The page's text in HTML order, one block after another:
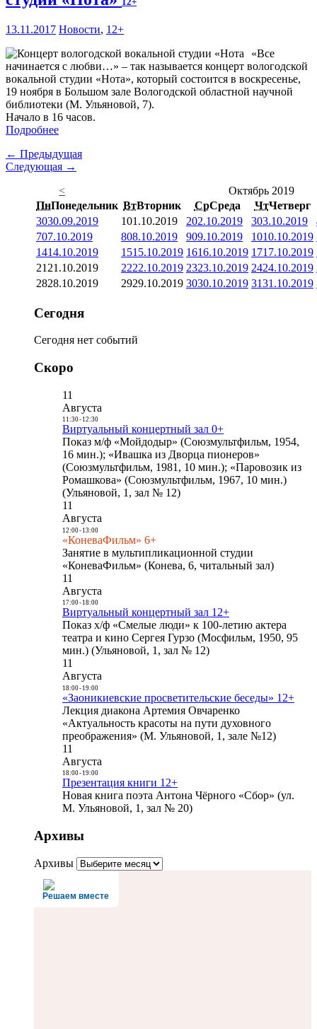
13.11.2017 Новости, 12+
«Все
начинается с любви…» – так называется концерт вологодской
вокальной студии «Нота», который состоится в воскресенье,
19 ноября в Большом зале Вологодской областной научной
библиотеки (М. Ульяновой, 7).
Начало в 16 часов.
Подробнее
← Предыдущая
Следующая →
<
Октябрь 2019
ПнПонедельник ВтВторник СрСреда ЧтЧетверг
3030.09.2019 101.10.2019 202.10.2019 303.10.2019
707.10.2019 808.10.2019 909.10.2019 1010.10.2019
1414.10.2019 1515.10.2019 1616.10.2019 1717.10.2019
21 21.10.2019 2222.10.2019 2323.10.2019 2424.10.2019
2828.10.2019 2929.10.2019 3030.10.2019 3131.10.2019
Сегодня
Сегодня нет событий
Скоро
11
Августа
11:30- 12:30
Виртуальный концертный зал 0+
Показ м/ф «Мойдодыр» (Союзмультфильм, 1954,
16 мин.); «Ивашка из Дворца пионеров»
(Союзмультфильм, 1981, 10 мин.); «Паровозик из
Ромашкова» (Союзмультфильм, 1967, 10 мин.)
(Ульяновой, 1, зал № 12)
11
Августа
12:00- 13:00
«КоневаФильм» 6+
Занятие в мультипликационной студии
«КоневаФильм» (Конева, 6, читальный зал)
11
Августа
17:00- 18:00
Виртуальный концертный зал 12+
Показ х/ф «Смелые люди» к 100-летию актера
театра и кино Сергея Гурзо (Мосфильм, 1950, 95
мин.) (Ульяновой, 1, зал № 12)
11
Августа
18:00- 19:00
«Заоникиевские просветительские беседы» 12+
Лекция диакона Артемия Овчаренко
«Актуальность красоты на пути духовного
преображения» (М. Ульяновой, 1, зале №12)
11
Августа
18:00- 19:00
Презентация книги 12+
Новая книга поэта Антона Чёрного «Сбор» (ул.
М. Ульяновой, 1, зал № 20)
Архивы
Архивы
Решаем вместе